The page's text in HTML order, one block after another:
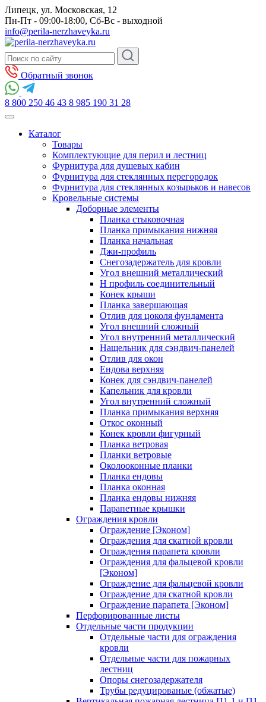
Липецк, ул. Московская, 12
Пн-Пт - 09:00-18:00, Сб-Вс - выходной
info@perila-nerzhaveyka.ru
Обратный звонок
8 800 250 46 43 8 985 190 31 28
Каталог
Товары
Комплектующие для перил и лестниц
Фурнитура для душевых кабин
Фурнитура для стеклянных перегородок
Фурнитура для стеклянных козырьков и навесов
Кровельные системы
Доборные элементы
Планка стыковочная
Планка примыкания нижняя
Планка начальная
Джи-профиль
Снегозадержатель для кровли
Угол внешний металлический
Н профиль соединительный
Конек крыши
Планка завершающая
Отлив для цоколя фундамента
Угол внешний сложный
Угол внутренний металлический
Нащельник для сэндвич-панелей
Отлив для окон
Ендова верхняя
Конек для сэндвич-панелей
Капельник для кровли
Угол внутренний сложный
Планка примыкания верхняя
Откос оконный
Конек кровли фигурный
Планка ветровая
Планки ветровые
Околооконные планки
Планка ендовы
Планка оконная
Планка ендовы нижняя
Парапетные крышки
Ограждения кровли
Ограждение [Эконом]
Ограждения для скатной кровли
Ограждения парапета кровли
Ограждения для фальцевой кровли
[Эконом]
Ограждение для фальцевой кровли
Ограждение для скатной кровли
Ограждение парапета [Эконом]
Перфорированные листы
Отдельные части продукции
Отдельные части для ограждения
кровли
Отдельные части для пожарных
лестниц
Опоры снегозадержателя
Трубы редуцированые (обжатые)